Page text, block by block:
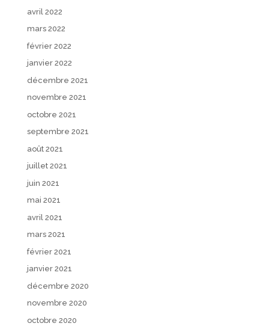
avril 2022
mars 2022
février 2022
janvier 2022
décembre 2021
novembre 2021
octobre 2021
septembre 2021
août 2021
juillet 2021
juin 2021
mai 2021
avril 2021
mars 2021
février 2021
janvier 2021
décembre 2020
novembre 2020
octobre 2020